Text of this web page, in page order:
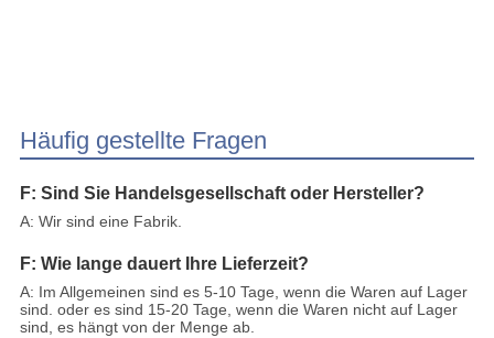
Häufig gestellte Fragen
F: Sind Sie Handelsgesellschaft oder Hersteller?
A: Wir sind eine Fabrik.
F: Wie lange dauert Ihre Lieferzeit?
A: Im Allgemeinen sind es 5-10 Tage, wenn die Waren auf Lager
sind. oder es sind 15-20 Tage, wenn die Waren nicht auf Lager
sind, es hängt von der Menge ab.